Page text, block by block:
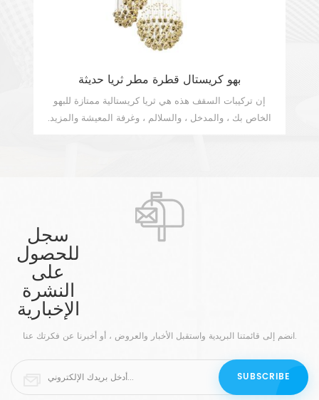
بهو كريستال قطرة مطر ثريا حديثة
إن تركيبات السقف هذه هي ثريا كريستالية ممتازة للبهو
الخاص بك ، والمدخل ، والسلالم ، وغرفة المعيشة والمزيد.
سجل
للحصول
على
النشرة
الإخبارية
انضم إلى قائمتنا البريدية واستقبل الأخبار والعروض ، أو أخبرنا عن فكرتك عنا.